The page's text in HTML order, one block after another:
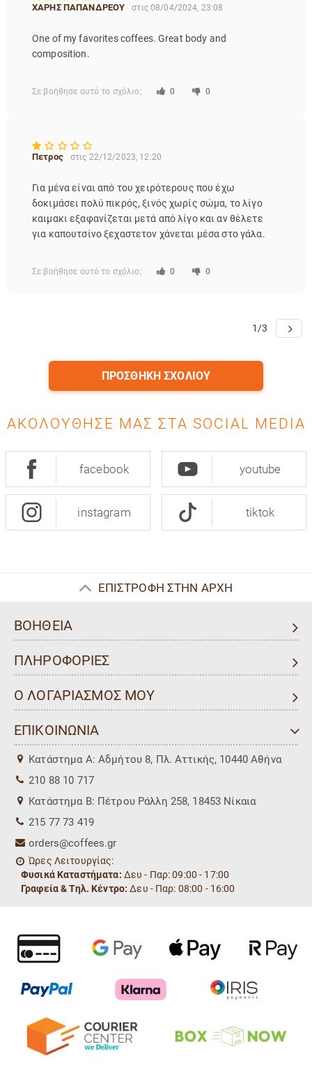
ΧΑΡΗΣ ΠΑΠΑΝΔΡΕΟΥ στις 08/04/2024, 23:08
One of my favorites coffees. Great body and
composition.
Σε βοήθησε αυτό το σχόλιο; 0 0
Πετρος στις 22/12/2023, 12:20
Για μένα είναι από του χειρότερους που έχω
δοκιμάσει πολύ πικρός, ξινός χωρίς σώμα, το λίγο
καιμακι εξαφανίζεται μετά από λίγο και αν θέλετε
για καπουτσίνο ξεχαστετον χάνεται μέσα στο γάλα.
Σε βοήθησε αυτό το σχόλιο; 0 0
1/3
ΠΡΟΣΘΉΚΗ ΣΧΟΛΊΟΥ
ΑΚΟΛΟΎΘΗΣΈ ΜΑΣ ΣΤΑ SOCIAL MEDIA
facebook youtube
instagram tiktok
ΕΠΙΣΤΡΟΦΗ ΣΤΗΝ ΑΡΧΗ
ΒΟΗΘΕΙΑ
ΠΛΗΡΟΦΟΡΙΕΣ
Ο ΛΟΓΑΡΙΑΣΜΟΣ ΜΟΥ
ΕΠΙΚΟΙΝΩΝΙΑ
Kατάστημα Α: Αδμήτου 8, Πλ. Αττικής, 10440 Αθήνα
210 88 10 717
Kατάστημα Β: Πέτρου Ράλλη 258, 18453 Νίκαια
215 77 73 419
orders@coffees.gr
Ώρες Λειτουργίας:
Φυσικά Καταστήματα: Δευ - Παρ: 09:00 - 17:00
Γραφεία & Τηλ. Κέντρο: Δευ - Παρ: 08:00 - 16:00